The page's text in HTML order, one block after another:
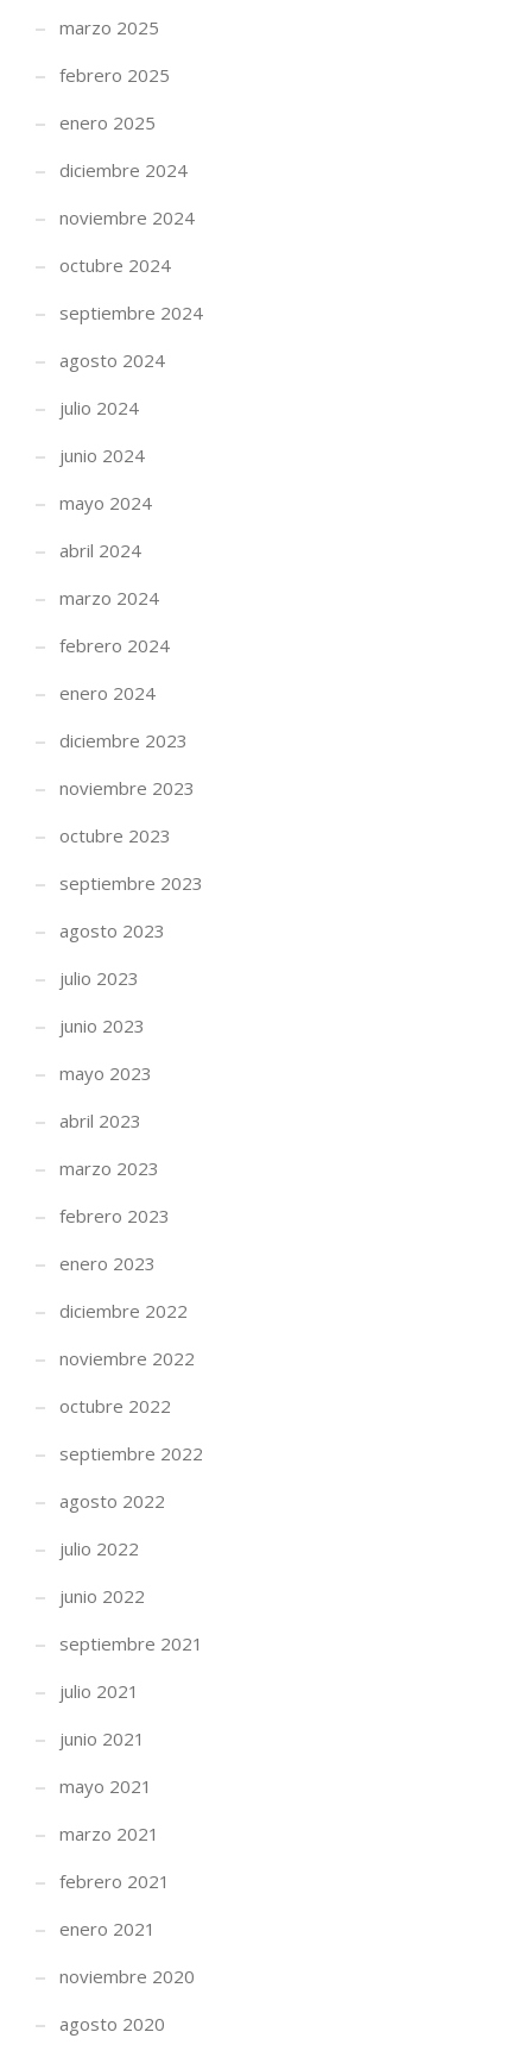
marzo 2025
febrero 2025
enero 2025
diciembre 2024
noviembre 2024
octubre 2024
septiembre 2024
agosto 2024
julio 2024
junio 2024
mayo 2024
abril 2024
marzo 2024
febrero 2024
enero 2024
diciembre 2023
noviembre 2023
octubre 2023
septiembre 2023
agosto 2023
julio 2023
junio 2023
mayo 2023
abril 2023
marzo 2023
febrero 2023
enero 2023
diciembre 2022
noviembre 2022
octubre 2022
septiembre 2022
agosto 2022
julio 2022
junio 2022
septiembre 2021
julio 2021
junio 2021
mayo 2021
marzo 2021
febrero 2021
enero 2021
noviembre 2020
agosto 2020